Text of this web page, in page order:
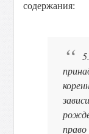
содержания: